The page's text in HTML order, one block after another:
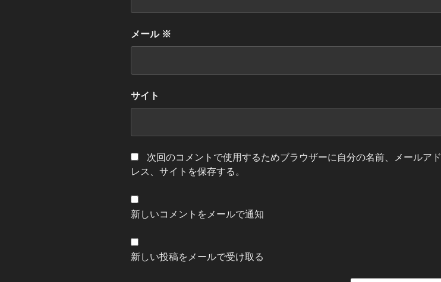
メール ※
サイト
次回のコメントで使用するためブラウザーに自分の名前、メールアド
レス、サイトを保存する。
新しいコメントをメールで通知
新しい投稿をメールで受け取る